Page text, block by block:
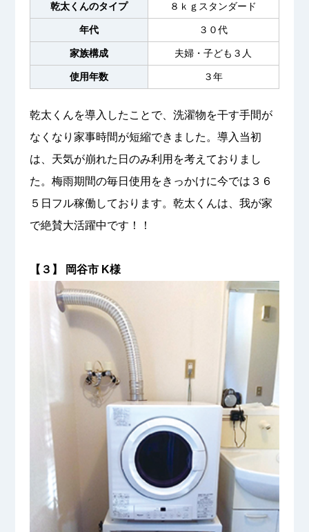
乾太くんのタイプ ８ｋｇスタンダード
年代 ３０代
家族構成 夫婦・子ども３人
使用年数 ３年
乾太くんを導入したことで、洗濯物を干す手間が
なくなり家事時間が短縮できました。導入当初
は、天気が崩れた日のみ利用を考えておりまし
た。梅雨期間の毎日使用をきっかけに今では３６
５日フル稼働しております。乾太くんは、我が家
で絶賛大活躍中です！！
【３】 岡谷市 K様